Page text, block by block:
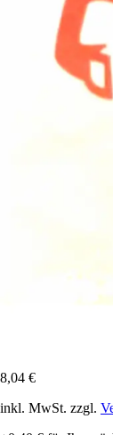
8,04 €
inkl. MwSt. zzgl.